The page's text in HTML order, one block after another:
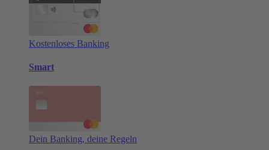
Kostenloses Banking
Smart
Dein Banking, deine Regeln